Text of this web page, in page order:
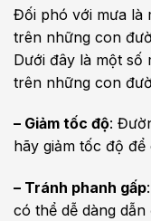
Đối phó với mưa là
trên những con
Dưới đây là một số
trên những con
– Giảm tốc độ:
hãy giảm tốc độ
– Tránh phanh gấp
có thể dễ dàng